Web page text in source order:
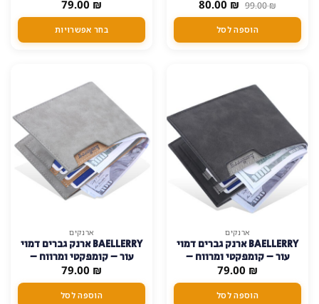
כפתור – אפור-כהה
99.00₪ המחיר
המקורי
היה:
99.00 ₪.
80.00 ₪ המחיר
הנוכחי
80.00 ₪. הוספה לסל
79.00 ₪
בחר אפשרויות
ניתן
האפשרויות
המוצר
ארנקים
BAELLERRY ארנק גברים דמוי
עור – קומפקטי ומרווח –
אפור-כהה
79.00 ₪
הוספה לסל
ארנקים
BAELLERRY ארנק גברים דמוי
עור – קומפקטי ומרווח –
אפור
79.00 ₪
הוספה לסל